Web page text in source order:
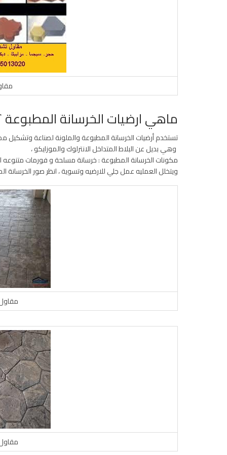
ماهي ارضيات الخرسانة المطبوعة
تستخدم أرضيات الخرسانة المطبوعة والملونة لصناعة وتشكيل
وهي بديل عن البلاط المتداخل الانترلوك والموزايكو ،
مكونات الخرسانة المطبوعة : خرسانة مسلحة و فورمات متنوعه
ويتخلل العمليه عمل جلي للارضيه وتسوية ، انظر صور الخرسانة